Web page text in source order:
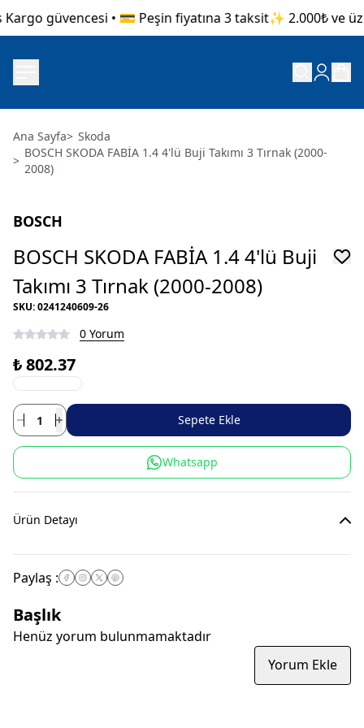
güvencesi • 💳 Peşin fiyatına 3 taksit✨ 2.000₺ ve
Ana Sayfa> Skoda
>
BOSCH SKODA FABİA 1.4 4'lü Buji Takımı 3 Tırnak (2000-
2008)
BOSCH
BOSCH SKODA FABİA 1.4 4'lü Buji
Takımı 3 Tırnak (2000-2008)
SKU:0241240609-26
0 Yorum
₺ 802.37
Sepete Ekle
Whatsapp
Ürün Detayı
Paylaş :
Başlık
Henüz yorum bulunmamaktadır
Yorum Ekle